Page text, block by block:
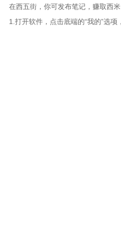
在西五街，你可发布笔记，赚取西
1.打开软件，点击底端的“我的”选项